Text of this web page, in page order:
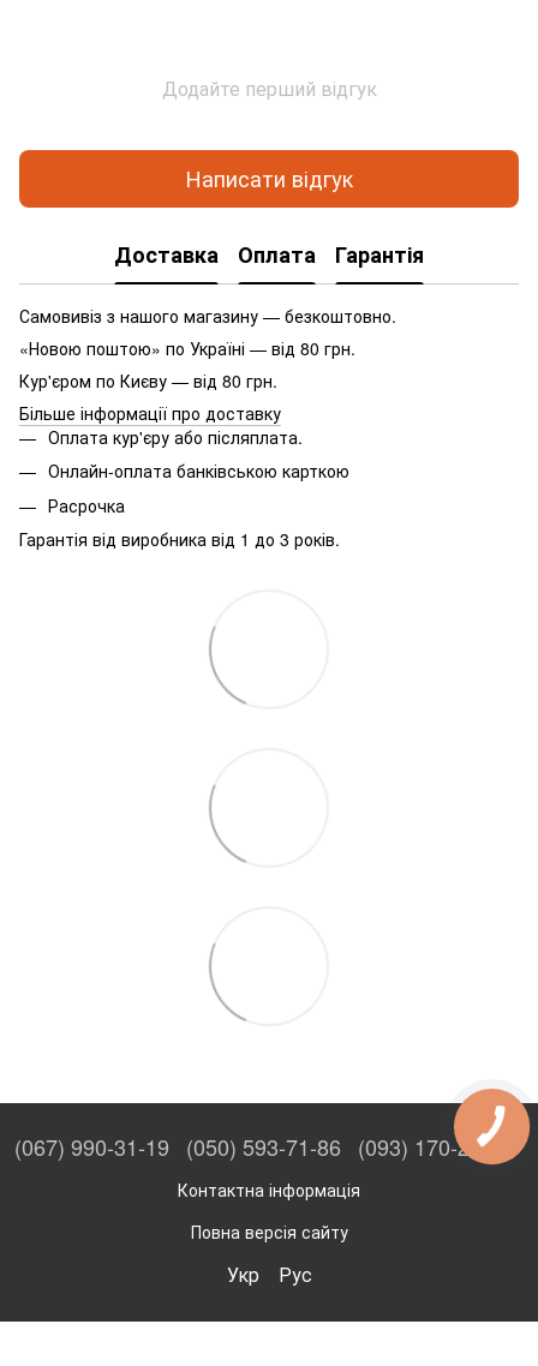
Додайте перший відгук
Написати відгук
Доставка Оплата Гарантія
Самовивіз з нашого магазину — безкоштовно.
«Новою поштою» по Україні — від 80 грн.
Кур'єром по Києву — від 80 грн.
Більше інформації про доставку
Оплата кур'єру або післяплата.
Онлайн-оплата банківською карткою
Расрочка
Гарантія від виробника від 1 до 3 років.
(067) 990-31-19 (050) 593-71-86 (093) 170-27-53
Контактна інформація
Повна версія сайту
Укр Рус